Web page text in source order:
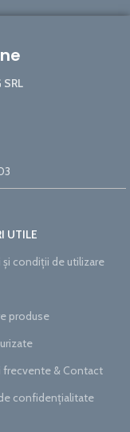
SRL
UTILE
și condiții de utilizare
produse
frecvente & Contact
confidențialitate